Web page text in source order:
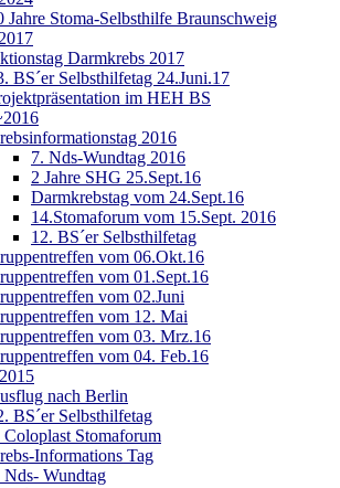
Jahre Stoma-Selbsthilfe Braunschweig
Darmkrebs 2017
BS´er Selbsthilfetag 24.Juni.17
im HEH BS
2016
7. Nds-Wundtag 2016
2 Jahre SHG 25.Sept.16
Darmkrebstag vom 24.Sept.16
14.Stomaforum vom 15.Sept. 2016
12. BS´er Selbsthilfetag
vom 06.Okt.16
vom 01.Sept.16
vom 02.Juni
vom 12. Mai
vom 03. Mrz.16
vom 04. Feb.16
nach Berlin
BS´er Selbsthilfetag
Coloplast Stomaforum
Informations Tag
Nds- Wundtag